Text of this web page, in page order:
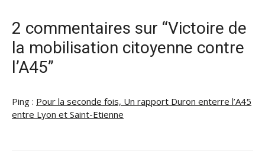
2 commentaires sur “Victoire de
la mobilisation citoyenne contre
l’A45”
Ping : Pour la seconde fois, Un rapport Duron enterre l’A45
entre Lyon et Saint-Etienne